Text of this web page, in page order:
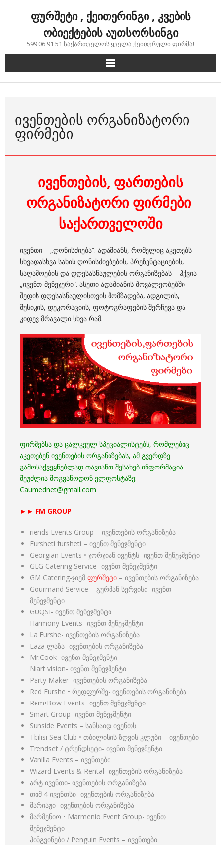
ფურშეტი , ქეითერინგი , კვების
ობიექტების აუთსორსინგი
599 06 91 51 საქართველოს ყველა ქეითერული ფირმა!
ᲘᲕᲔᲜᲗᲔᲑᲘᲡ ᲝᲠᲒᲐᲜᲘᲖᲐᲢᲝᲠᲘ
ᲤᲘᲠᲛᲔᲑᲘ
ივენთების, ფართების
ორგანიზატორი ფირმები
საქართველოში
ივენთი – „ღონისძიება“. ადამიანს, რომელიც აკეთებს
სხვადასხვა სახის ღონისძიებების, პრეზენტაციების,
საღამოების და დღესასწაულების ორგანიზებას – ჰქვია
„ივენთ-მენეჯერი“. ასეთი ადამიანის მოვალეობებში
შედის დღესასწაულისთვის მომზადება, ადგილის,
მუსიკის, დეკორაციის, ფოტოგრაფების შერჩევა და
კიდევ მრავალი სხვა რამ.
ფირმებსა და ცალკეულ სპეციალისტებს, რომლებიც
აკეთებენ ივენთების ორგანიზებას, ამ გვერდზე
გამოსაქვეყნებლად თავიანთ შესახებ ინფორმაცია
შეუძლია მოგვაწოდონ ელფოსტაზე:
Caumednet@gmail.com
►► FM GROUP
riends Events Group – ივენთების ორგანიზება
Fursheti fursheti – ივენთ მენეჯმენტი
Georgian Events • ჯორჯიან ივენტს- ივენთ მენეჯმენტი
GLG Catering Service- ივენთ მენეჯმენტი
GM Catering-ჯიემ ფურშეტი – ივენთების ორგანიზება
Gourmand Service – გურმან სერვისი- ივენთ
მენეჯმენტი
GUQSI- ივენთ მენეჯმენტი
Harmony Events- ივენთ მენეჯმენტი
La Furshe- ივენთების ორგანიზება
Laza ლაზა- ივენთების ორგანიზება
Mr.Cook- ივენთ მენეჯმენტი
Niart vision- ივენთ მენეჯმენტი
Party Maker- ივენთების ორგანიზება
Red Furshe • რედფურშე- ივენთების ორგანიზება
Rem•Bow Events- ივენთ მენეჯმენტი
Smart Group- ივენთ მენეჯმენტი
Sunside Events – სანსაიდ ივენთს
Tbilisi Sea Club • თბილისის ზღვის კლუბი – ივენთები
Trendset / ტრენდსეტი- ივენთ მენეჯმენტი
Vanilla Events – ივენთები
Wizard Events & Rental- ივენთების ორგანიზება
არტ ივენთი- ივენთების ორგანიზება
თიმ 4 ივენთსი- ივენთების ორგანიზება
მარიაჟი- ივენთების ორგანიზება
მარმენიო • Marmenio Event Group- ივენთ
მენეჯმენტი
პინგვინები / Penguin Events – ივენთები